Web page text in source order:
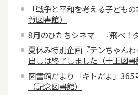
「戦争と平和を考える子ども
賀図書館）
8月のひたちシネマ 『飛べ！
夏休み特別企画『テンちゃん
出しは終了しました（十王図書
図書館だより「キトだよ」365
（記念図書館）